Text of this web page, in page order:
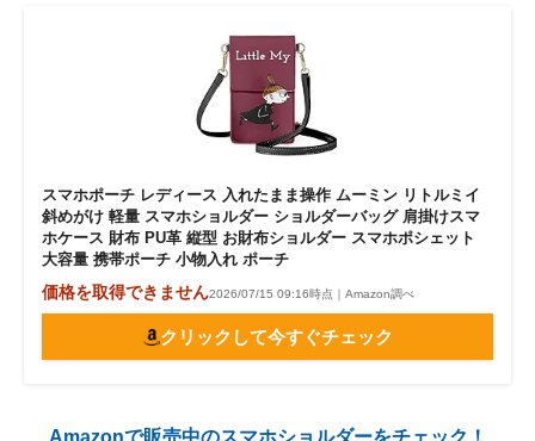
スマホポーチ レディース 入れたまま操作 ムーミン リトルミイ
斜めがけ 軽量 スマホショルダー ショルダーバッグ 肩掛けスマ
ホケース 財布 PU革 縦型 お財布ショルダー スマホポシェット
大容量 携帯ポーチ 小物入れ ポーチ
価格を取得できません2026/07/15 09:16時点｜Amazon調べ
クリックして今すぐチェック